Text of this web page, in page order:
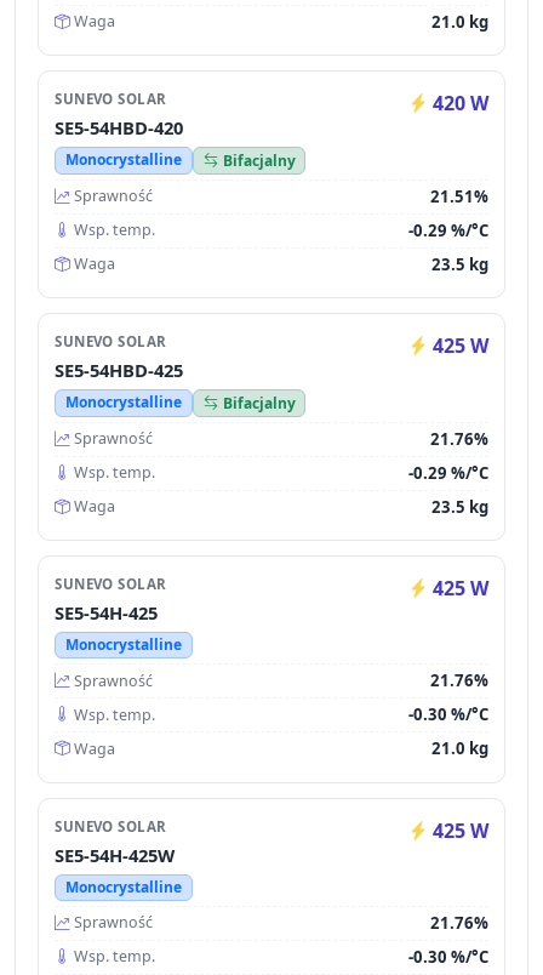
Waga 21.0 kg
SUNEVO SOLAR 420 W
SE5-54HBD-420
Monocrystalline
Bifacjalny
Sprawność
21.51%
Wsp. temp. -0.29 %/°C
Waga 23.5 kg
SUNEVO SOLAR 425 W
SE5-54HBD-425
Monocrystalline
Bifacjalny
Sprawność
21.76%
Wsp. temp. -0.29 %/°C
Waga 23.5 kg
SUNEVO SOLAR 425 W
SE5-54H-425
Monocrystalline
Sprawność
21.76%
Wsp. temp. -0.30 %/°C
Waga 21.0 kg
SUNEVO SOLAR 425 W
SE5-54H-425W
Monocrystalline
Sprawność
21.76%
Wsp. temp. -0.30 %/°C